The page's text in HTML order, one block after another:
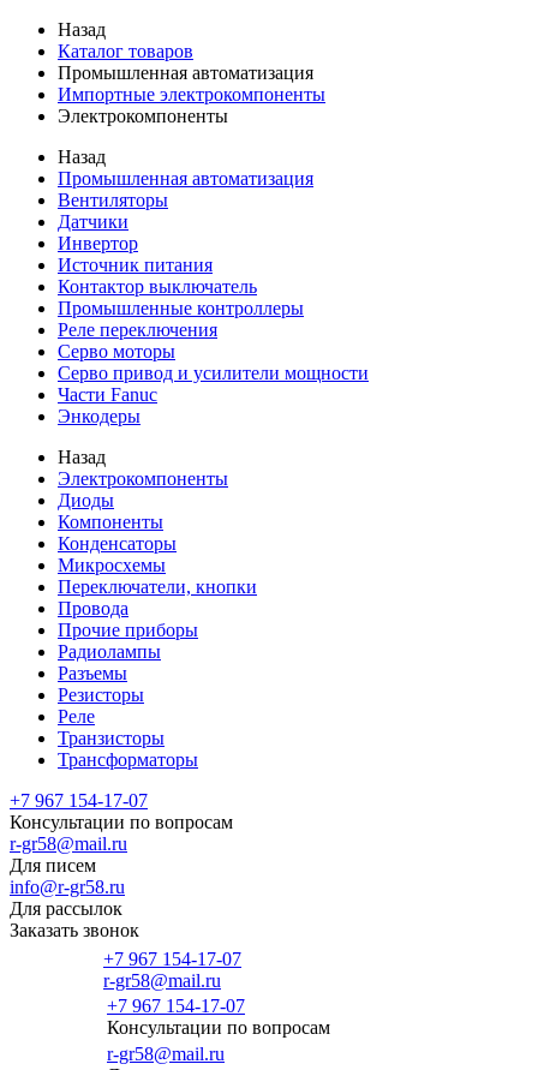
Назад
Каталог товаров
Промышленная автоматизация
Импортные электрокомпоненты
Электрокомпоненты
Назад
Промышленная автоматизация
Вентиляторы
Датчики
Инвертор
Источник питания
Контактор выключатель
Промышленные контроллеры
Реле переключения
Серво моторы
Серво привод и усилители мощности
Части Fanuc
Энкодеры
Назад
Электрокомпоненты
Диоды
Компоненты
Конденсаторы
Микросхемы
Переключатели, кнопки
Провода
Прочие приборы
Радиолампы
Разъемы
Резисторы
Реле
Транзисторы
Трансформаторы
+7 967 154-17-07
Консультации по вопросам
r-gr58@mail.ru
Для писем
info@r-gr58.ru
Для рассылок
Заказать звонок
+7 967 154-17-07
r-gr58@mail.ru
+7 967 154-17-07
Консультации по вопросам
r-gr58@mail.ru